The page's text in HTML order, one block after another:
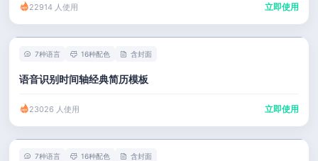
22914 人使用 立即使用
7种语言 16种配色 含封面
语音识别时间轴经典简历模板
23026 人使用 立即使用
7种语言 16种配色 含封面